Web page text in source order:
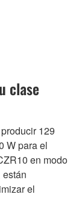
clase
129
W para el
en modo
el